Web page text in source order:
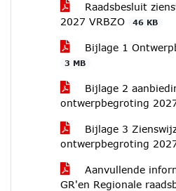
Raadsbesluit
2027 VRBZO
46 KB
Bijlage 1
3 MB
Bijlage 2
ontwerpbegroting
Bijlage 3
ontwerpbegroting
Aanvullende
GR'en Regionale